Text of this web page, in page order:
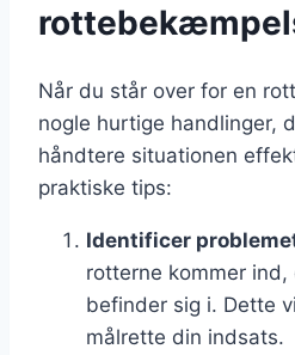
Når du står over for en
nogle hurtige handlinger,
håndtere situationen
praktiske tips:
Identificer
rotterne kommer
befinder sig i. Dette
målrette din indsats.